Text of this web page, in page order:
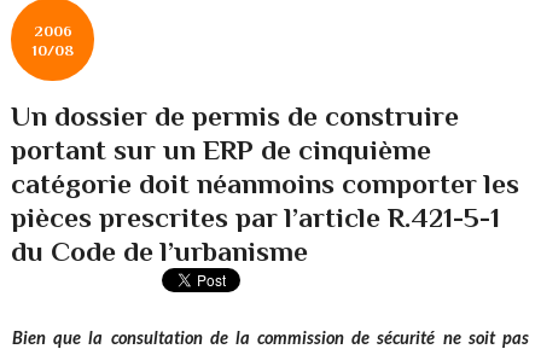
2006
10/08
Un dossier de permis de construire
portant sur un ERP de cinquième
catégorie doit néanmoins comporter les
pièces prescrites par l’article R.421-5-1
du Code de l’urbanisme
Bien que la consultation de la commission de sécurité ne soit pas